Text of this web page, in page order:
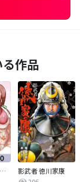
作品
本能寺から始める信長との天下統一【分冊版】
影武者 徳川家康